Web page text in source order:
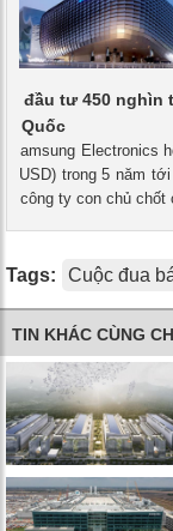
đầu tư 450
Quốc
Samsung Electronics
USD) trong 5 năm
công ty con chủ chốt
Tags: Cuộc đua
TIN KHÁC CÙNG